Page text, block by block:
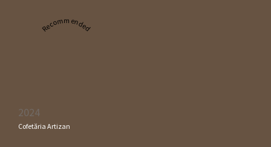
Recommended
2024
Cofetăria Artizan